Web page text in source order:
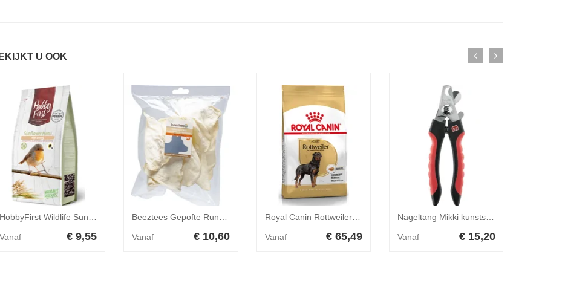
U OOK
Vanaf € 9,55 Vanaf € 10,60
Royal Canin Rottweiler 26 Adult 12 kg
Vanaf € 65,49 Vanaf € 15,20